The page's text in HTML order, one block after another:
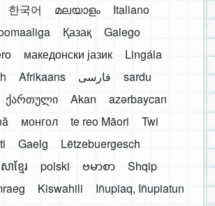
한국어 മലയാളം
Italiano
Қазақ
Galego
македонски јазик
Lingála
Afrikaans فارسی
sardu
ქართული Akan
azərbaycan
монгол te reo Māori
Twi
Gaelg
Lëtzebuergesch
ាខ្មែរ polski ဗမာစာ
Shqip
Kiswahili
Iñupiaq, Iñupiatun